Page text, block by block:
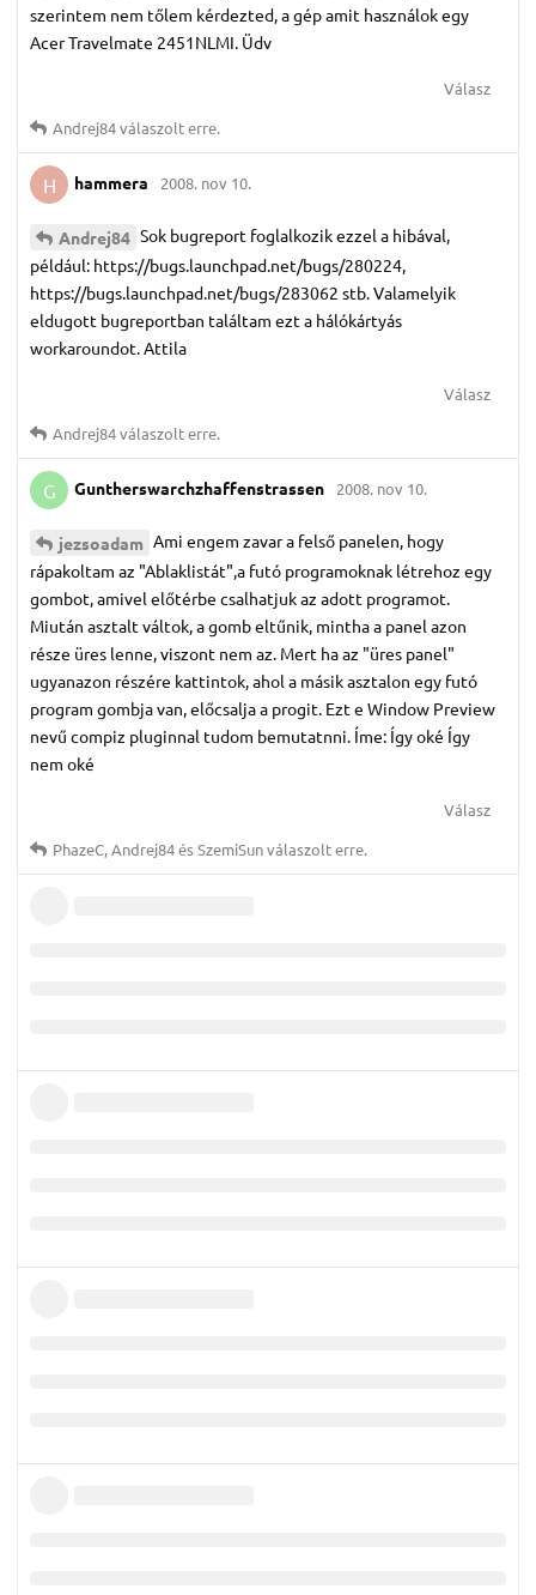
szerintem nem tőlem kérdezted, a gép amit használok egy
Acer Travelmate 2451NLMI. Üdv
Válasz
Andrej84válaszolt erre.
H hammera 2008. nov 10.
Andrej84 Sok bugreport foglalkozik ezzel a hibával,
például: https://bugs.launchpad.net/bugs/280224,
https://bugs.launchpad.net/bugs/283062 stb. Valamelyik
eldugott bugreportban találtam ezt a hálókártyás
workaroundot. Attila
Válasz
Andrej84válaszolt erre.
G Guntherswarchzhaffenstrassen 2008. nov 10.
jezsoadam Ami engem zavar a felső panelen, hogy
rápakoltam az "Ablaklistát",a futó programoknak létrehoz egy
gombot, amivel előtérbe csalhatjuk az adott programot.
Miután asztalt váltok, a gomb eltűnik, mintha a panel azon
része üres lenne, viszont nem az. Mert ha az "üres panel"
ugyanazon részére kattintok, ahol a másik asztalon egy futó
program gombja van, előcsalja a progit. Ezt e Window Preview
nevű compiz pluginnal tudom bemutatnni. Íme: Így oké Így
nem oké
Válasz
PhazeC,Andrej84ésSzemiSunválaszolt erre.